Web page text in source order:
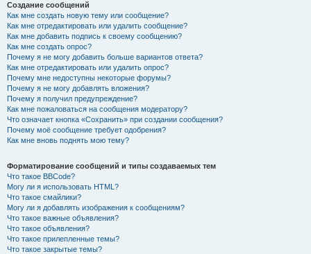
Создание сообщений
Как мне создать новую тему или сообщение?
Как мне отредактировать или удалить сообщение?
Как мне добавить подпись к своему сообщению?
Как мне создать опрос?
Почему я не могу добавить больше вариантов ответа?
Как мне отредактировать или удалить опрос?
Почему мне недоступны некоторые форумы?
Почему я не могу добавлять вложения?
Почему я получил предупреждение?
Как мне пожаловаться на сообщения модератору?
Что означает кнопка «Сохранить» при создании сообщения?
Почему моё сообщение требует одобрения?
Как мне вновь поднять мою тему?
Форматирование сообщений и типы создаваемых тем
Что такое BBCode?
Могу ли я использовать HTML?
Что такое смайлики?
Могу ли я добавлять изображения к сообщениям?
Что такое важные объявления?
Что такое объявления?
Что такое прилепленные темы?
Что такое закрытые темы?